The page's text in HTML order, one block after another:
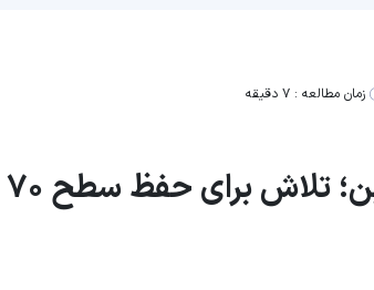
زمان مطالعه :۷ دقیقه
خروج سرمایه از ETFهای بیت کوین؛ تلاش برای حفظ سطح ۷۰